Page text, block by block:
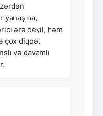
yanaşma,
deyil, həm
çox diqqət
və davamlı